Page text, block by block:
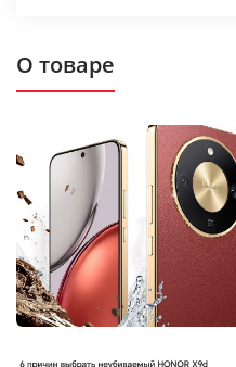
О товаре